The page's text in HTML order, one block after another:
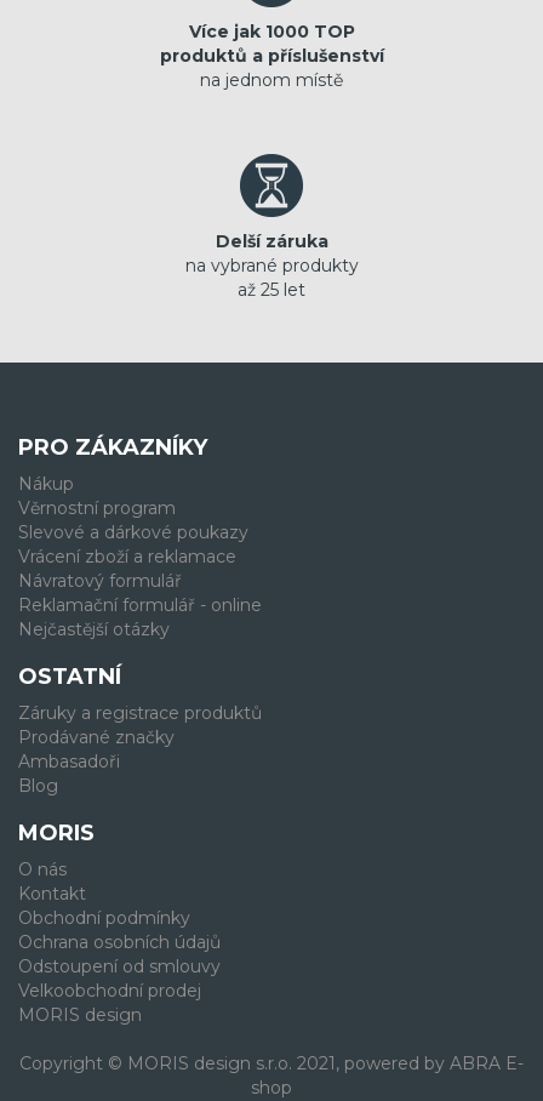
Více jak 1000 TOP
produktů a příslušenství
na jednom místě
Delší záruka
na vybrané produkty
až 25 let
PRO ZÁKAZNÍKY
Nákup
Věrnostní program
Slevové a dárkové poukazy
Vrácení zboží a reklamace
Návratový formulář
Reklamační formulář - online
Nejčastější otázky
OSTATNÍ
Záruky a registrace produktů
Prodávané značky
Ambasadoři
Blog
MORIS
O nás
Kontakt
Obchodní podmínky
Ochrana osobních údajů
Odstoupení od smlouvy
Velkoobchodní prodej
MORIS design
Copyright © MORIS design s.r.o. 2021, powered by ABRA E-
shop